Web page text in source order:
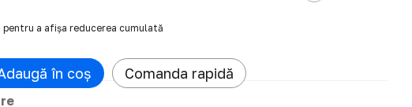
pentru a afișa reducerea cumulată
în coș Comanda rapidă